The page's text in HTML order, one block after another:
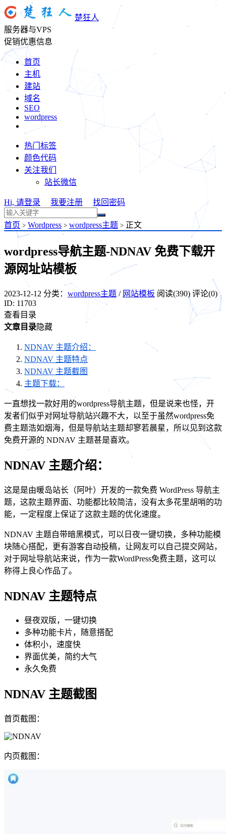
楚狂人
服务器与VPS
促销优惠信息
首页
主机
建站
域名
SEO
wordpress
热门标签
颜色代码
关注我们
站长微信
Hi, 请登录 我要注册 找回密码
首页 > Wordpress > wordpress主题 > 正文
wordpress导航主题-NDNAV 免费下载开
源网址站模板
2023-12-12 分类： wordpress主题 / 网站模板 阅读(390) 评论(0)
ID: 11703
查看目录
文章目录隐藏
NDNAV 主题介绍：
NDNAV 主题特点
NDNAV 主题截图
主题下载：
一直想找一款好用的wordpress导航主题，但是说来也怪，开
发者们似乎对网址导航站兴趣不大，以至于虽然wordpress免
费主题浩如烟海，但是导航站主题却寥若晨星，所以见到这款
免费开源的 NDNAV 主题甚是喜欢。
NDNAV 主题介绍：
这是是由暖岛站长（阿叶）开发的一款免费 WordPress 导航主
题，这款主题界面、功能都比较简洁，没有太多花里胡哨的功
能，一定程度上保证了这款主题的优化速度。
NDNAV 主题自带暗黑模式，可以日夜一键切换，多种功能模
块随心搭配，更有游客自动投稿，让网友可以自己提交网站，
对于网址导航站来说，作为一款WordPress免费主题，这可以
称得上良心作品了。
NDNAV 主题特点
昼夜双版，一键切换
多种功能卡片，随意搭配
体积小，速度快
界面优美，简约大气
永久免费
NDNAV 主题截图
首页截图：
内页截图：